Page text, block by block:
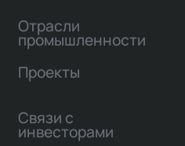
Отрасли
промышленности
Проекты
Связи с
инвесторами